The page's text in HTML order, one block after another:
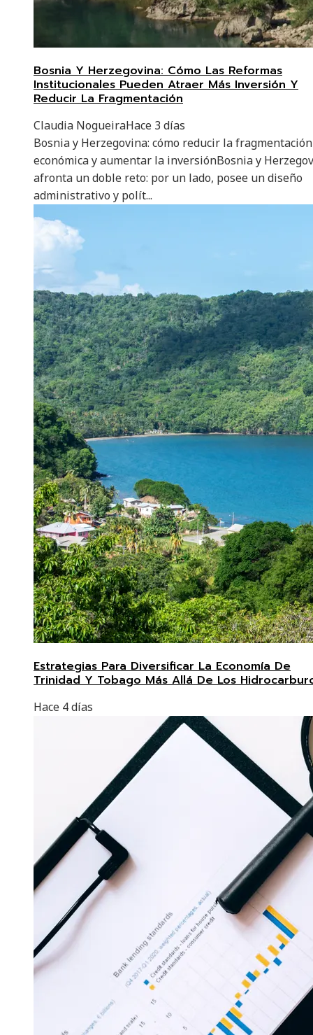
Bosnia Y Herzegovina: Cómo Las Reformas
Institucionales Pueden Atraer Más Inversión Y
Reducir La Fragmentación
Claudia NogueiraHace 3 días
Bosnia y Herzegovina: cómo reducir la fragmentación
económica y aumentar la inversiónBosnia y
afronta un doble reto: por un lado, posee un diseño
administrativo y polít...
Estrategias Para Diversificar La Economía De
Trinidad Y Tobago Más Allá De Los
Hace 4 días